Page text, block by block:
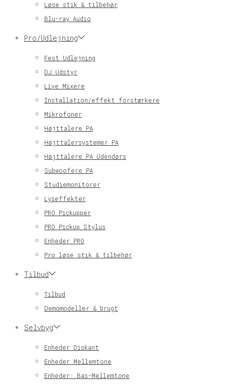
Løse stik & tilbehør
Blu-ray Audio
Pro/Udlejning
Fest Udlejning
DJ Udstyr
Live Mixere
Installation/effekt forstærkere
Mikrofoner
Højttalere PA
Højttalersystemer PA
Højttalere PA Udendørs
Subwoofere PA
Studiemonitorer
Lyseffekter
PRO Pickupper
PRO Pickup Stylus
Enheder PRO
Pro løse stik & tilbehør
Tilbud
Tilbud
Demomodeller & brugt
Selvbyg
Enheder Diskant
Enheder Mellemtone
Enheder: Bas-Mellemtone